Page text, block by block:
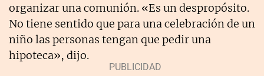
organizar una comunión. «Es un despropósito.
No tiene sentido que para una celebración de un
niño las personas tengan que pedir una
hipoteca», dijo.